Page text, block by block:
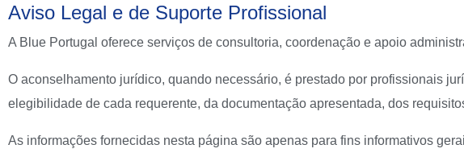
Aviso Legal e de Suporte Profissional
A Blue Portugal oferece serviços de consultoria, coordenação e apoio
O aconselhamento jurídico, quando necessário, é prestado por profissionais
elegibilidade de cada requerente, da documentação apresentada, dos
As informações fornecidas nesta página são apenas para fins informativos